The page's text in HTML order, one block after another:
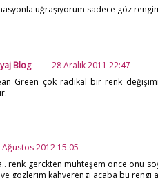
uğraşıyorum sadece göz
Blog
28 Aralık 2011 22:47
Green çok radikal bir renk
Ağustos 2012 15:05
renk gerckten muhteşem önce onu
ve gözlerim kahverengi acaba bu